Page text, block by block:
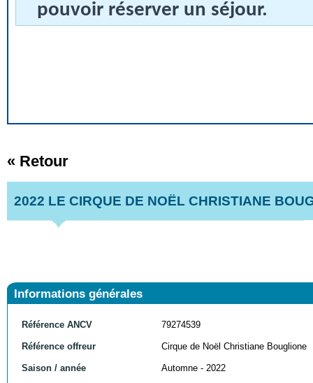
pouvoir réserver un séjour.
« Retour
2022 LE CIRQUE DE NOËL CHRISTIANE
Informations générales
Référence ANCV 79274539
Référence offreur Cirque de Noël Christiane Bouglione
Saison / année Automne - 2022